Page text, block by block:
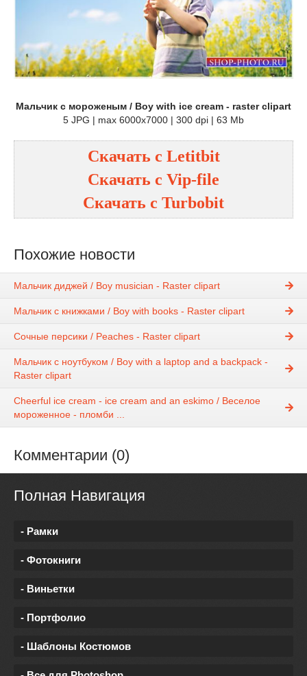
Мальчик с мороженым / Boy with ice cream - raster clipart
5 JPG | max 6000x7000 | 300 dpi | 63 Mb
Скачать с Letitbit
Скачать с Vip-file
Скачать с Turbobit
Похожие новости
Мальчик диджей / Boy musician - Raster clipart
Мальчик с книжками / Boy with books - Raster clipart
Сочные персики / Peaches - Raster clipart
Мальчик с ноутбуком / Boy with a laptop and a backpack -
Raster clipart
Cheerful ice cream - ice cream and an eskimo / Веселое
мороженное - пломби ...
Комментарии (0)
Полная Навигация
- Рамки
- Фотокниги
- Виньетки
- Портфолио
- Шаблоны Костюмов